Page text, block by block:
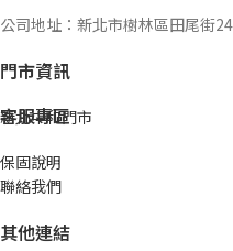
公司地址：新北市樹林區田尾街
門市資訊
新北中和門市
客服專區
保固說明
聯絡我們
其他連結